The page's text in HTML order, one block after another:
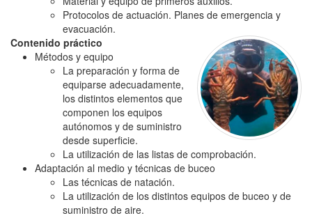
Protocolos de actuación. Planes de emergencia y
evacuación.
Contenido práctico
Métodos y equipo
La preparación y forma de
equiparse adecuadamente,
los distintos elementos que
componen los equipos
autónomos y de suministro
desde superficie.
La utilización de las listas de comprobación.
Adaptación al medio y técnicas de buceo
Las técnicas de natación.
La utilización de los distintos equipos de buceo y de
suministro de aire.